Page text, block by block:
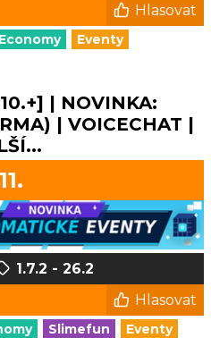
Hlasovat
Economy Eventy
| NOVINKA:
| VOICECHAT |
11.
1.7.2 - 26.2
Hlasovat
Slimefun Eventy